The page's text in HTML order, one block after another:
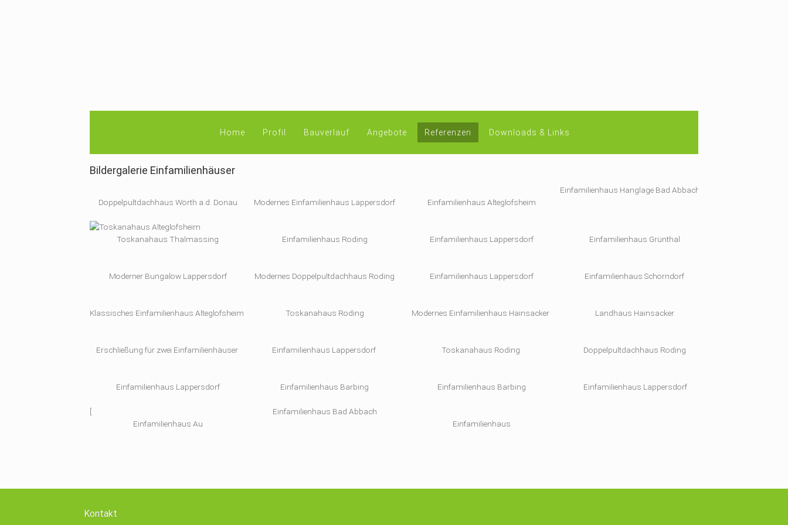
Home Profil Bauverlauf Angebote Referenzen Downloads & Links
Bildergalerie Einfamilienhäuser
Doppelpultdachhaus Wörth a.d. Donau Modernes Einfamilienhaus Lappersdorf Einfamilienhaus Alteglofsheim
Einfamilienhaus Hanglage Bad Abbach
Toskanahaus Thalmassing Einfamilienhaus Roding Einfamilienhaus Lappersdorf Einfamilienhaus Grünthal
Moderner Bungalow Lappersdorf Modernes Doppelpultdachhaus Roding Einfamilienhaus Lappersdorf Einfamilienhaus Schorndorf
Klassisches Einfamilienhaus Alteglofsheim Toskanahaus Roding Modernes Einfamilienhaus Hainsacker Landhaus Hainsacker
Erschließung für zwei Einfamilienhäuser Einfamilienhaus Lappersdorf Toskanahaus Roding Doppelpultdachhaus Roding
Einfamilienhaus Lappersdorf Einfamilienhaus Barbing Einfamilienhaus Barbing Einfamilienhaus Lappersdorf
[
Einfamilienhaus Au
Einfamilienhaus Bad Abbach
Einfamilienhaus
Kontakt